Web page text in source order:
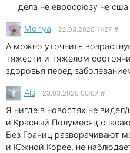
дела не евросоюзу не сша
Мonya 22.03.2020 11:27 #
А можно уточнить
тяжести и тяжелом
здоровья перед
Ais 23.03.2020 00:07 #
Я нигде в новостях не
и Красный Полумесяц
Без Границ разворачивают
и Южной Корее, не